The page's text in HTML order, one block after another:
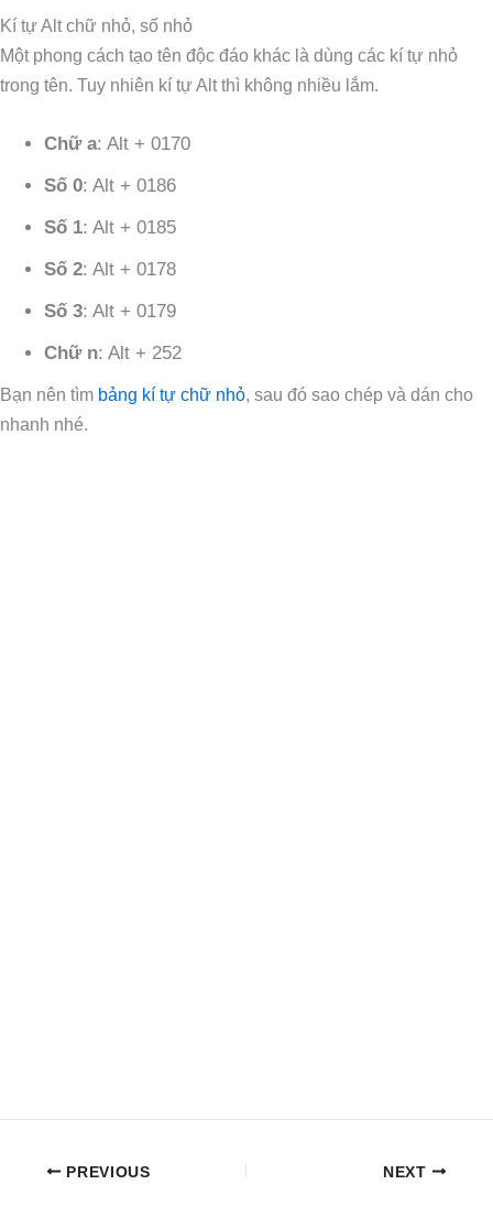
Kí tự Alt chữ nhỏ, số nhỏ
Một phong cách tạo tên độc đáo khác là dùng các kí tự nhỏ
trong tên. Tuy nhiên kí tự Alt thì không nhiều lắm.
Chữ a: Alt + 0170
Số 0: Alt + 0186
Số 1: Alt + 0185
Số 2: Alt + 0178
Số 3: Alt + 0179
Chữ n: Alt + 252
Bạn nên tìm bảng kí tự chữ nhỏ, sau đó sao chép và dán cho
nhanh nhé.
PREVIOUS NEXT